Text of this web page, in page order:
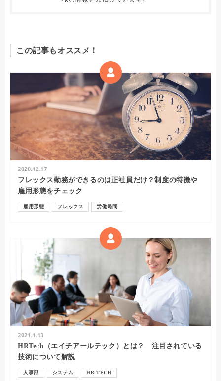
この記事もオススメ！
2020.12.17
フレックス勤務ができるのは正社員だけ？制度の特徴や
雇用形態をチェック
雇用形態 フレックス 労働時間
2021.1.13
HRTech（エイチアールテック）とは？ 注目されている
技術について解説
人事部 システム HR TECH